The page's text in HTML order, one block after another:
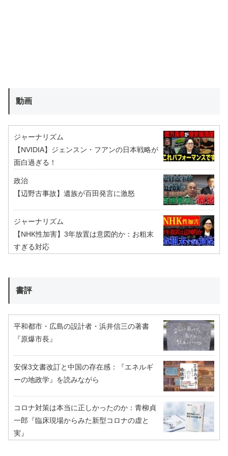
動画
ジャーナリズム
【NVIDIA】ジェンスン・フアンの日本戦略が
面白過ぎる！
政治
【辺野古事故】遺族が百田発言に激怒
ジャーナリズム
【NHK性加害】3年放置は意図的か：お粗末
すぎる対応
書評
平和都市・広島の設計者・浜井信三の著書
『原爆市長』
安保3文書改訂と中国の存在感：『エネルギ
ーの地政学』を読みながら
コロナ対策は本当に正しかったのか：青柳貞
一郎『臨床現場からみた新型コロナの虚と
実』